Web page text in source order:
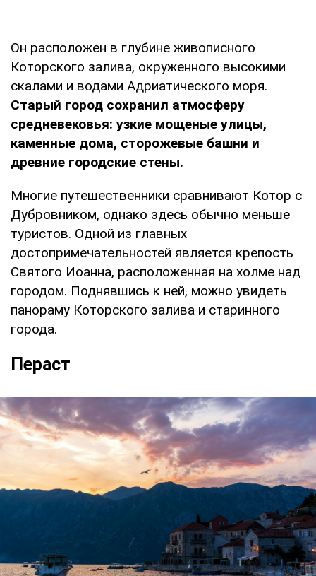
Он расположен в глубине живописного
Которского залива, окруженного высокими
скалами и водами Адриатического моря.
Старый город сохранил атмосферу
средневековья: узкие мощеные улицы,
каменные дома, сторожевые башни и
древние городские стены.
Многие путешественники сравнивают Котор с
Дубровником, однако здесь обычно меньше
туристов. Одной из главных
достопримечательностей является крепость
Святого Иоанна, расположенная на холме над
городом. Поднявшись к ней, можно увидеть
панораму Которского залива и старинного
города.
Пераст